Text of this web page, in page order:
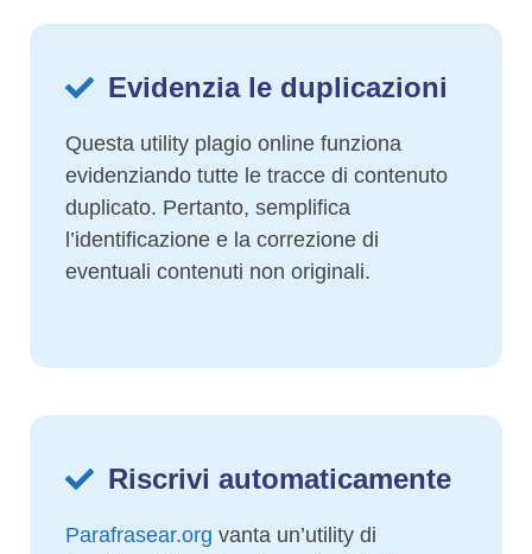
Evidenzia le duplicazioni
Questa utility plagio online funziona
evidenziando tutte le tracce di contenuto
duplicato. Pertanto, semplifica
l’identificazione e la correzione di
eventuali contenuti non originali.
Riscrivi automaticamente
Parafrasear.org vanta un’utility di